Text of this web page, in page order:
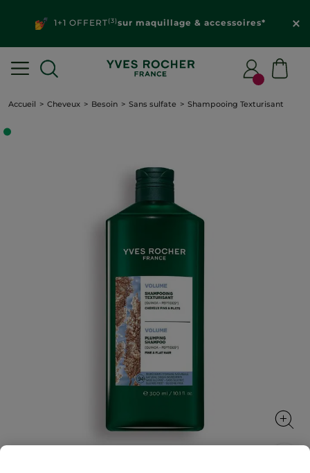
1+1 OFFERT(3)sur maquillage & accessoires*
Accueil Cheveux Besoin Sans sulfate Shampooing Texturisant